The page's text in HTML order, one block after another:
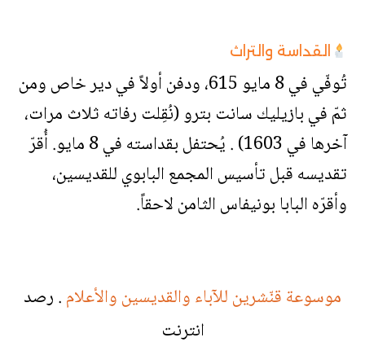
القداسة والتراث
تُوفّي في 8 مايو 615، ودفن أولاً في دير خاص ومن
ثمّ في بازيليك سانت بترو (نُقِلت رفاته ثلاث مرات،
آخرها في 1603) . يُحتفل بقداسته في 8 مايو. أُقرّ
تقديسه قبل تأسيس المجمع البابوي للقديسين،
وأقرّه البابا بونيفاس الثامن لاحقاً.
موسوعة قنّشرين للآباء والقديسين والأعلام. رصد
انترنت